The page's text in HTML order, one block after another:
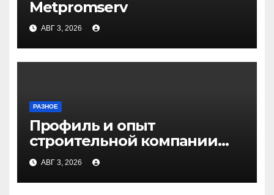
Metpromserv
АВГ 3, 2026
РАЗНОЕ
Профиль и опыт
строительной компании
Медичи
АВГ 3, 2026